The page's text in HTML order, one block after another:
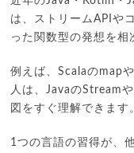
は、ストリームAPIや
った関数型の発想を相
例えば、Scalaのmap
人は、JavaのStream
図をすぐ理解できます
1つの言語の習得が、